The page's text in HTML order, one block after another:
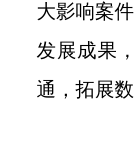
大影响案
发展成果
通，拓展